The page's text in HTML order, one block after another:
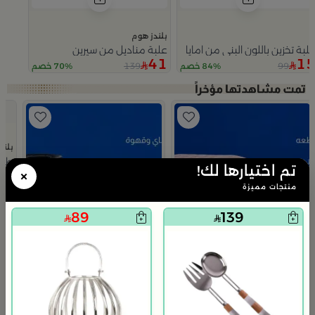
× تم اختيارها لك!
منتجات مميزة
139
89
علبة تخزين باللون البني من امايا
15
99 84% خصم
بلندز هوم
علبة مناديل من سيرين
41
139 70% خصم
Slide 1 of 5